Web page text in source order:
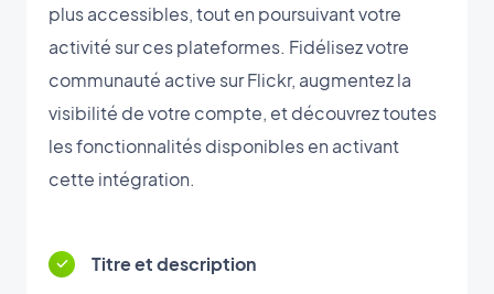
plus accessibles, tout en poursuivant votre
activité sur ces plateformes. Fidélisez votre
communauté active sur Flickr, augmentez la
visibilité de votre compte, et découvrez toutes
les fonctionnalités disponibles en activant
cette intégration.
Titre et description